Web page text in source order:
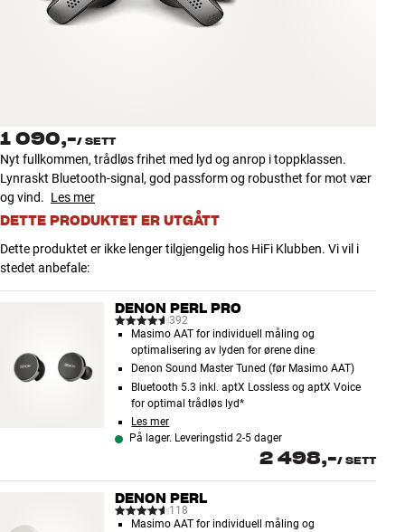
Tilbehør
NYHETER
TILBUD
Finn Butikk
Kundeservice
1 090,-/ SETT
Nyt fullkommen, trådløs frihet med lyd og anrop i toppklassen.
Lynraskt Bluetooth-signal, god passform og robusthet for mot vær
og vind. Les mer
DETTE PRODUKTET ER UTGÅTT
Dette produktet er ikke lenger tilgjengelig hos HiFi Klubben. Vi vil i
stedet anbefale:
DENON PERL PRO
392
Masimo AAT for individuell måling og
optimalisering av lyden for ørene dine
Denon Sound Master Tuned (før Masimo AAT)
Bluetooth 5.3 inkl. aptX Lossless og aptX Voice
for optimal trådløs lyd*
Les mer
På lager. Leveringstid 2-5 dager
2 498,-/ SETT
DENON PERL
118
Masimo AAT for individuell måling og